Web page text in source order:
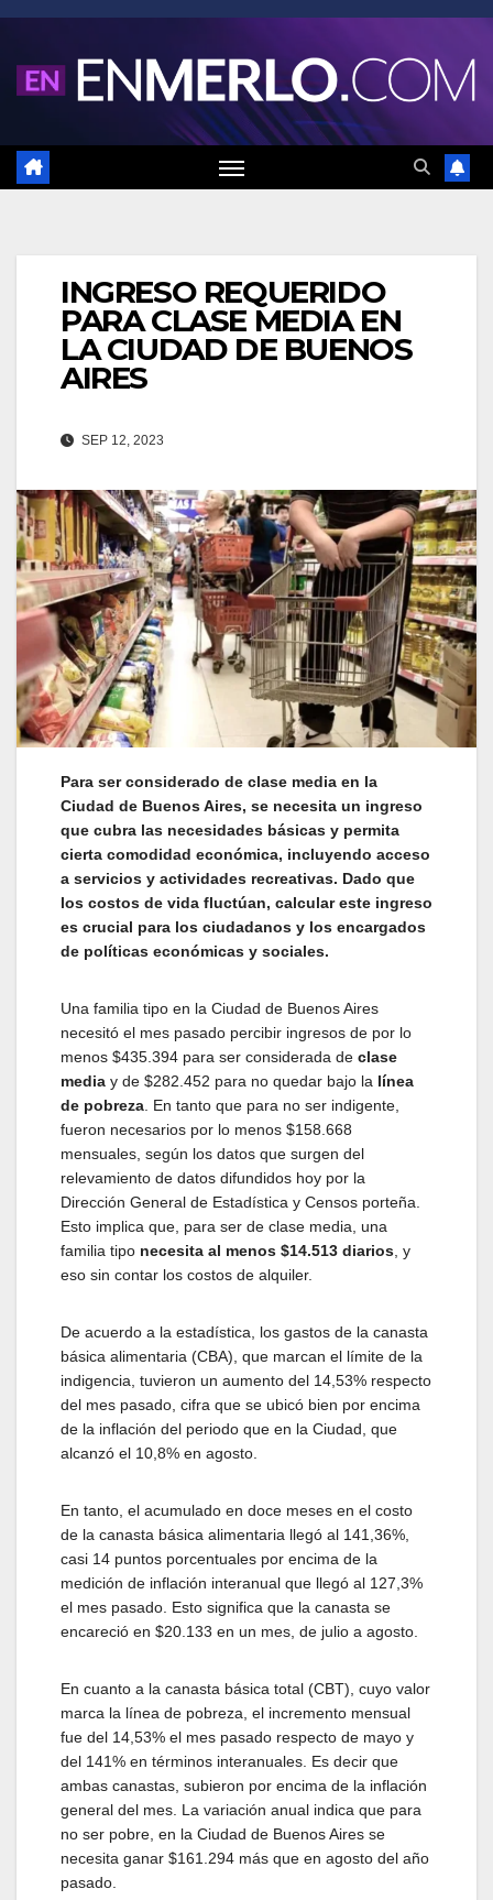
Saltar
contenido
INGRESO REQUERIDO
PARA CLASE MEDIA EN
LA CIUDAD DE BUENOS
AIRES
SEP 12, 2023
Para ser considerado de clase media en la
Ciudad de Buenos Aires, se necesita un ingreso
que cubra las necesidades básicas y permita
cierta comodidad económica, incluyendo acceso
a servicios y actividades recreativas. Dado que
los costos de vida fluctúan, calcular este ingreso
es crucial para los ciudadanos y los encargados
de políticas económicas y sociales.
Una familia tipo en la Ciudad de Buenos Aires
necesitó el mes pasado percibir ingresos de por lo
menos $435.394 para ser considerada de clase
media y de $282.452 para no quedar bajo la línea
de pobreza . En tanto que para no ser indigente,
fueron necesarios por lo menos $158.668
mensuales, según los datos que surgen del
relevamiento de datos difundidos hoy por la
Dirección General de Estadística y Censos porteña.
Esto implica que, para ser de clase media, una
familia tipo necesita al menos $14.513 diarios , y
eso sin contar los costos de alquiler.
De acuerdo a la estadística, los gastos de la canasta
básica alimentaria (CBA), que marcan el límite de la
indigencia, tuvieron un aumento del 14,53% respecto
del mes pasado, cifra que se ubicó bien por encima
de la inflación del periodo que en la Ciudad, que
alcanzó el 10,8% en agosto.
En tanto, el acumulado en doce meses en el costo
de la canasta básica alimentaria llegó al 141,36%,
casi 14 puntos porcentuales por encima de la
medición de inflación interanual que llegó al 127,3%
el mes pasado. Esto significa que la canasta se
encareció en $20.133 en un mes, de julio a agosto.
En cuanto a la canasta básica total (CBT), cuyo valor
marca la línea de pobreza, el incremento mensual
fue del 14,53% el mes pasado respecto de mayo y
del 141% en términos interanuales. Es decir que
ambas canastas, subieron por encima de la inflación
general del mes. La variación anual indica que para
no ser pobre, en la Ciudad de Buenos Aires se
necesita ganar $161.294 más que en agosto del año
pasado.